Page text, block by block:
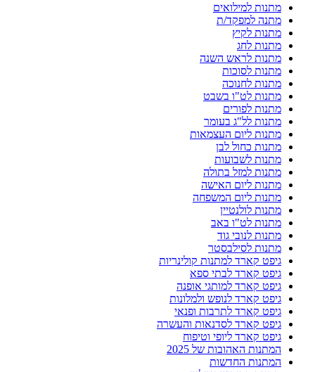
מתנות למילואים
מתנה למפקד/ת
מתנות לקיץ
מתנות לחג
מתנות לראש השנה
מתנות לסוכות
מתנות לחנוכה
מתנות לט"ו בשבט
מתנות לפורים
מתנות לל"ג בעומר
מתנות ליום העצמאות
מתנות כחול לבן
מתנות לשבועות
מתנות למזל בתולה
מתנות ליום האישה
מתנות ליום המשפחה
מתנות לולנטיין
מתנות לט"ו באב
מתנות לנובי גוד
מתנות לסילבסטר
גיפט קארד למתנות קולינריות
גיפט קארד לבתי ספא
גיפט קארד למותגי אופנה
גיפט קארד לנופש ולמלונות
גיפט קארד לתרבות ופנאי
גיפט קארד לסדנאות והעשרה
גיפט קארד ליופי וטיפוח
המתנות האהובות של 2025
המתנות החדשות